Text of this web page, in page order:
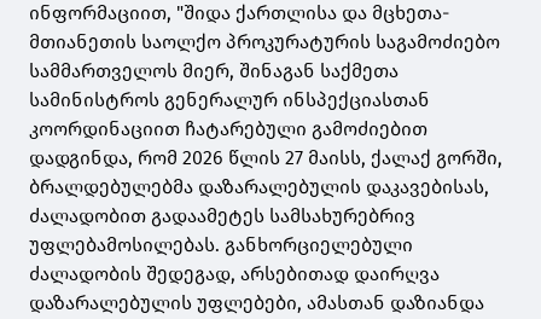
ინფორმაციით, "შიდა ქართლისა და მცხეთა-
მთიანეთის საოლქო პროკურატურის საგამოძიებო
სამმართველოს მიერ, შინაგან საქმეთა
სამინისტროს გენერალურ ინსპექციასთან
კოორდინაციით ჩატარებული გამოძიებით
დადგინდა, რომ 2026 წლის 27 მაისს, ქალაქ გორში,
ბრალდებულებმა დაზარალებულის დაკავებისას,
ძალადობით გადაამეტეს სამსახურებრივ
უფლებამოსილებას. განხორციელებული
ძალადობის შედეგად, არსებითად დაირღვა
დაზარალებულის უფლებები, ამასთან დაზიანდა